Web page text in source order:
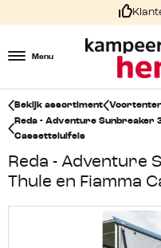
Menu
Bekijk assortiment
Reda - Adventure Sunbreaker
Cassetteluifels
Reda - Adventure
Thule en Fiamma